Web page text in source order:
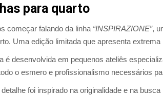
para quarto
começar falando da linha “INSPIRAZIONE”,
Uma edição limitada que apresenta
é desenvolvida em pequenos ateliês
o esmero e profissionalismo necessários
foi inspirado na originalidade e na